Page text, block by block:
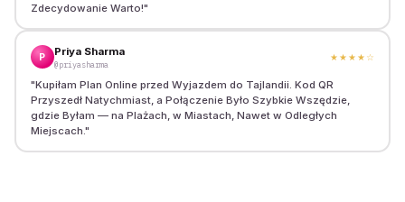
Zdecydowanie Warto!"
P Priya Sharma
@priyasharma
★★★★ ☆
"Kupiłam Plan Online przed Wyjazdem do Tajlandii. Kod QR
Przyszedł Natychmiast, a Połączenie Było Szybkie Wszędzie,
gdzie Byłam — na Plażach, w Miastach, Nawet w Odległych
Miejscach. "